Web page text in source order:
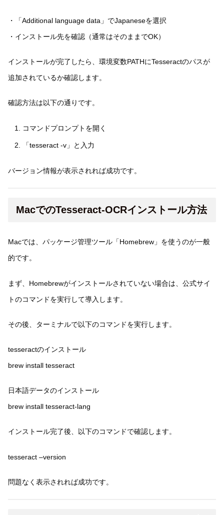
・「Additional language data」でJapaneseを選択
・インストール先を確認（通常はそのままでOK）
インストールが完了したら、環境変数PATHにTesseractのパスが
追加されているか確認します。
確認方法は以下の通りです。
コマンドプロンプトを開く
「tesseract -v」と入力
バージョン情報が表示されれば成功です。
MacでのTesseract-OCRインストール方法
Macでは、パッケージ管理ツール「Homebrew」を使うのが一般
的です。
まず、Homebrewがインストールされていない場合は、公式サイ
トのコマンドを実行して導入します。
その後、ターミナルで以下のコマンドを実行します。
tesseractのインストール
brew install tesseract
日本語データのインストール
brew install tesseract-lang
インストール完了後、以下のコマンドで確認します。
tesseract –version
問題なく表示されれば成功です。